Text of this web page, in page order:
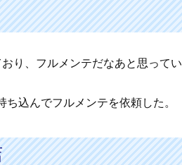
り、フルメンテだなあと思って
込んでフルメンテを依頼した。